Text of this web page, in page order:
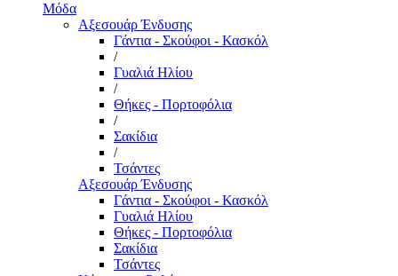
Μόδα
Αξεσουάρ Ένδυσης
Γάντια - Σκούφοι - Κασκόλ
/
Γυαλιά Ηλίου
/
Θήκες - Πορτοφόλια
/
Σακίδια
/
Τσάντες
Αξεσουάρ Ένδυσης
Γάντια - Σκούφοι - Κασκόλ
Γυαλιά Ηλίου
Θήκες - Πορτοφόλια
Σακίδια
Τσάντες